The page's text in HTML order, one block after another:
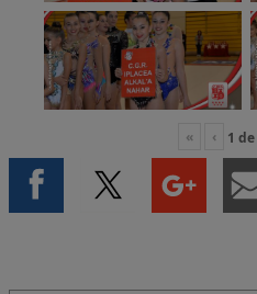
« ‹ 1 de